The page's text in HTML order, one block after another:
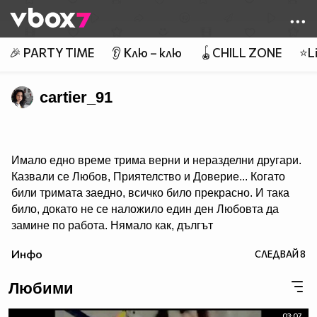
👾
🎉 PARTY TIME 👂 Клю – клю 🪀CHILL ZONE
cartier_91
Имало едно време трима верни и неразделни другари.
Казвали се Любов, Приятелство и Доверие... Когато
били тримата заедно, всичко било прекрасно. И така
било, докато не се наложило един ден Любовта да
замине по работа. Нямало как, дългът
уверила: - Когато ви домъчнее много за мен, потърсете
видите някоя двойка да се гледа с желание и копнеж в
очите, знайте, че там ще съм и аз – рекла Любовта и
Инфо СЛЕДВАЙ8
Любими